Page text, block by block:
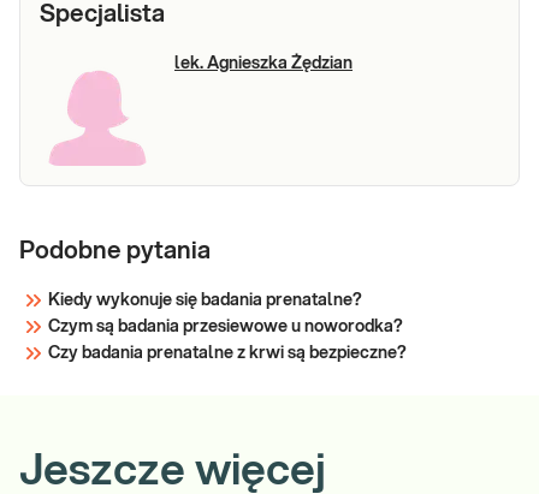
Specjalista
lek. Agnieszka Żędzian
Podobne pytania
Kiedy wykonuje się badania prenatalne?
Czym są badania przesiewowe u noworodka?
Czy badania prenatalne z krwi są bezpieczne?
Jeszcze więcej